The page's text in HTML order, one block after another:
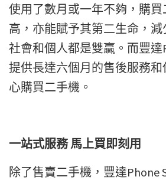
使用了數月或一年不夠，購
高，亦能賦予其第二生命，
社會和個人都是雙贏。而豐達
提供長達六個月的售後服務
心購買二手機。
一站式服務 馬上買即刻用
除了售賣二手機，豐達Phone